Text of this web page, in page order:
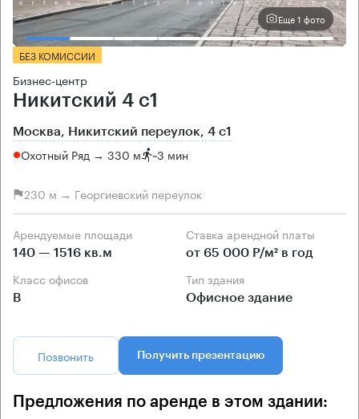
Еще 1 фото
БЕЗ КОМИССИИ
Бизнес-центр
Никитский 4 с1
Москва, Никитский переулок, 4 с1
Охотный Ряд → 330 м ~3 мин
230 м → Георгиевский переулок
Арендуемые площади
140 — 1516 кв.м
Ставка арендной платы
от 65 000 Р/м² в год
Класс офисов
B
Тип здания
Офисное здание
Позвонить Получить презентацию
Предложения по аренде в этом здании: